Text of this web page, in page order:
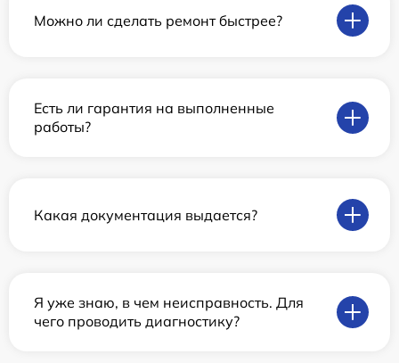
Можно ли сделать ремонт быстрее?
Есть ли гарантия на выполненные
работы?
Какая документация выдается?
Я уже знаю, в чем неисправность. Для
чего проводить диагностику?